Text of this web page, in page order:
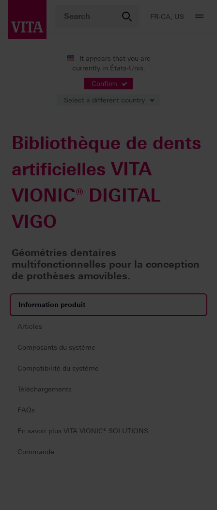
FR-CA, US
It appears that you are
currently in États-Unis.
Confirm
Select a different country
Prothèses numériques
Accessoires
Bibliothèque de dents artificielles VITA VIONIC® DIGITAL VIGO
Bibliothèque de dents
artificielles VITA
VIONIC® DIGITAL
VIGO
Géométries dentaires
multifonctionnelles pour la conception
de prothèses amovibles.
Information produit
Articles
Composants du système
Compatibilité du système
Téléchargements
FAQs
En savoir plus VITA VIONIC® SOLUTIONS
Commande